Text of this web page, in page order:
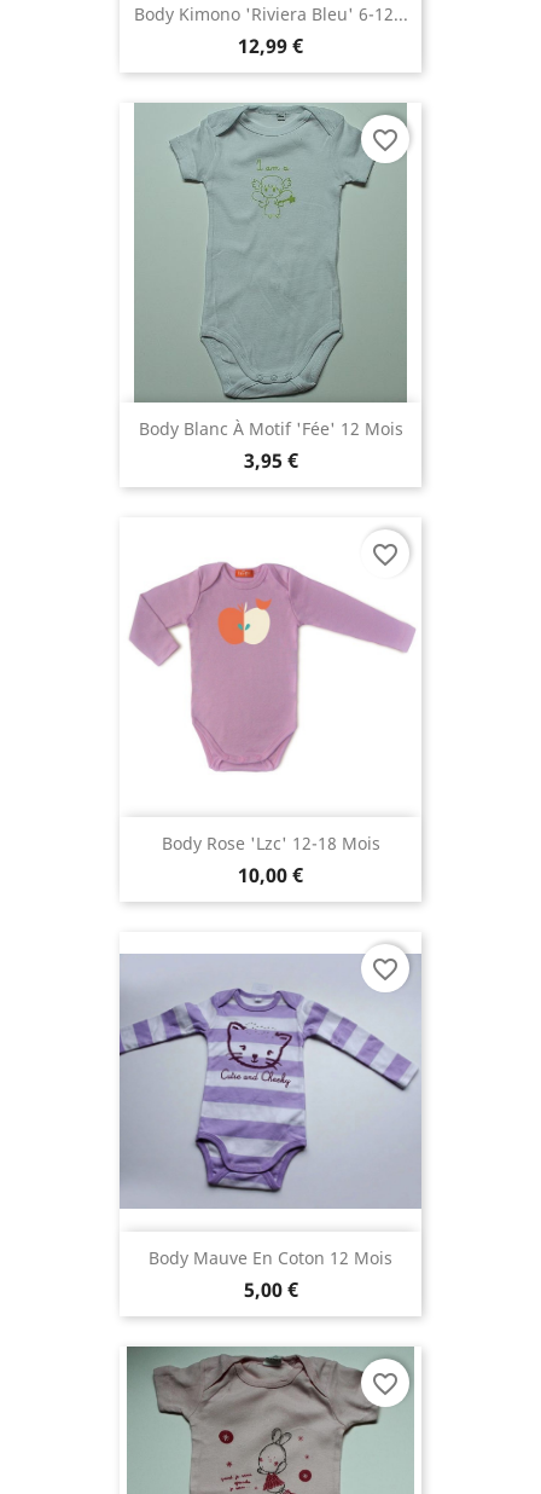
Body Kimono 'Riviera Bleu' 6-12...
12,99 €
Body Blanc À Motif 'fée' 12 Mois
3,95 €
favorite_border
Body Rose 'lzc' 12-18 Mois
10,00 €
favorite_border
Body Mauve En Coton 12 Mois
5,00 €
favorite_border
favorite_border